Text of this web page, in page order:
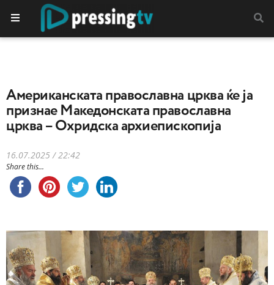
Американската православна црква ќе ја
признае Македонската православна
црква – Охридска архиепископија
16.07.2025 / 22:42
Share this...